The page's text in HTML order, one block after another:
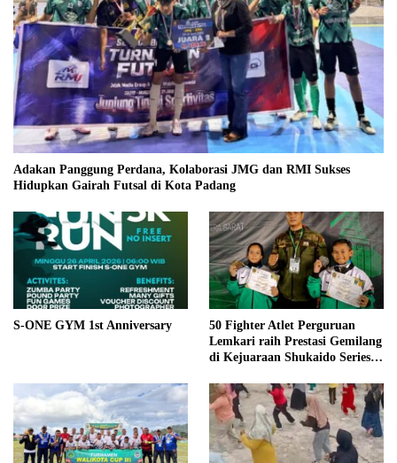
Adakan Panggung Perdana, Kolaborasi JMG dan RMI Sukses
Hidupkan Gairah Futsal di Kota Padang
S-ONE GYM 1st Anniversary
50 Fighter Atlet Perguruan
Lemkari raih Prestasi Gemilang
di Kejuaraan Shukaido Series 1